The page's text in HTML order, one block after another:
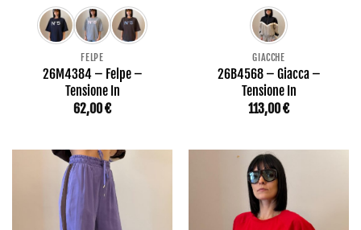
FELPE
26M4384 – Felpe –
Tensione In
62,00€
GIACCHE
26B4568 – Giacca –
Tensione In
113,00€